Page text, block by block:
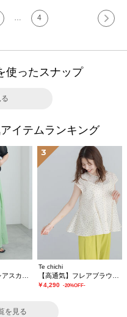
4
使ったスナップ
イテムランキング
3
Te chichi
￥4,290 -20%OFF-
を見る